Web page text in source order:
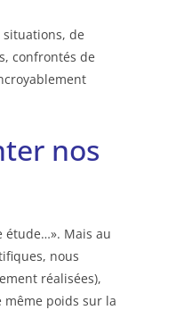
de
confrontés de
nos
étude…». Mais au
nous
réalisées),
même poids sur la